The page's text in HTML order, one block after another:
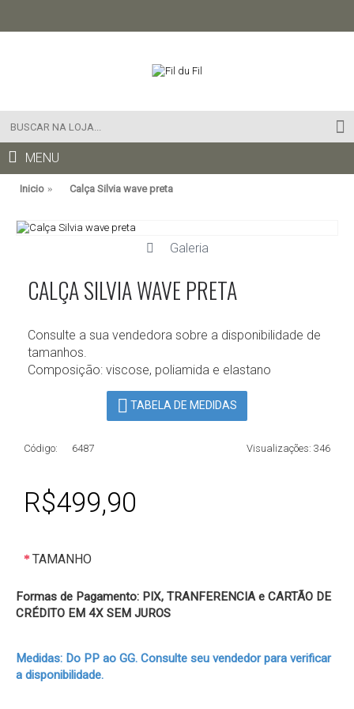
MENU
Inicio Calça Silvia wave preta
Galeria
CALÇA SILVIA WAVE PRETA
Consulte a sua vendedora sobre a disponibilidade de
tamanhos.
Composição: viscose, poliamida e elastano
TABELA DE MEDIDAS
Visualizações: 346
Código: 6487
R$499,90
TAMANHO
Formas de Pagamento: PIX, TRANFERENCIA e CARTÃO DE
CRÉDITO EM 4X SEM JUROS
Medidas: Do PP ao GG. Consulte seu vendedor para verificar
a disponibilidade.